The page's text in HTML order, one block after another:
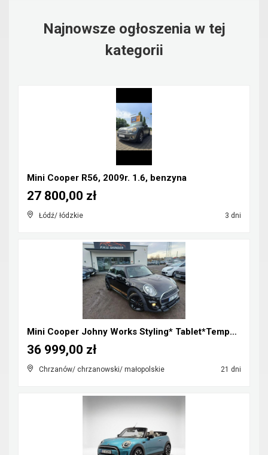
Najnowsze ogłoszenia w tej
kategorii
Mini Cooper R56, 2009r. 1.6, benzyna
Łódź/ łódzkie 3 dni
27 800,00 zł
Mini Cooper Johny Works Styling* Tablet*Tempomat*S...
Chrzanów/ chrzanowski/ małopolskie 21 dni
36 999,00 zł